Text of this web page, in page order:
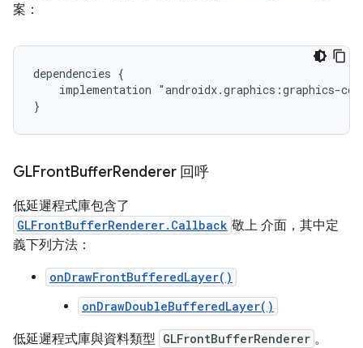
案：
dependencies {
implementation "androidx.graphics:graphics-
GLFrontBufferRenderer 回呼
低延遲程式庫包含了
GLFrontBufferRenderer.Callback 敬上 介面，其中定
義下列方法：
onDrawFrontBufferedLayer()
onDrawDoubleBufferedLayer()
低延遲程式庫與資料類型 GLFrontBufferRenderer 。